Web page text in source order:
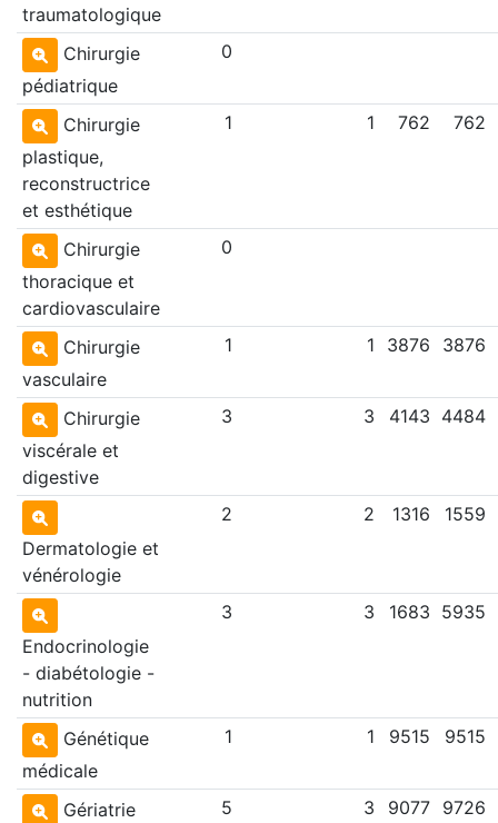
traumatologique
Chirurgie
pédiatrique
0
Chirurgie
plastique,
reconstructrice
et esthétique
1 1 762 762
Chirurgie
thoracique et
cardiovasculaire
0
Chirurgie
vasculaire
1 1 3876 3876
Chirurgie
viscérale et
digestive
3 3 4143 4484
Dermatologie et
vénérologie
2 2 1316 1559
Endocrinologie
- diabétologie -
nutrition
3 3 1683 5935
Génétique
médicale
1 1 9515 9515
Gériatrie 5 3 9077 9726